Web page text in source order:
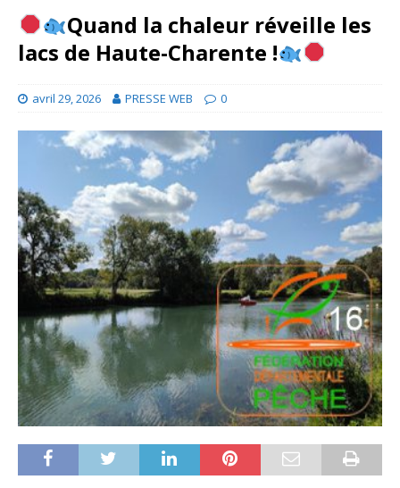
Quand la chaleur réveille les
lacs de Haute-Charente !
avril 29, 2026 PRESSE WEB 0